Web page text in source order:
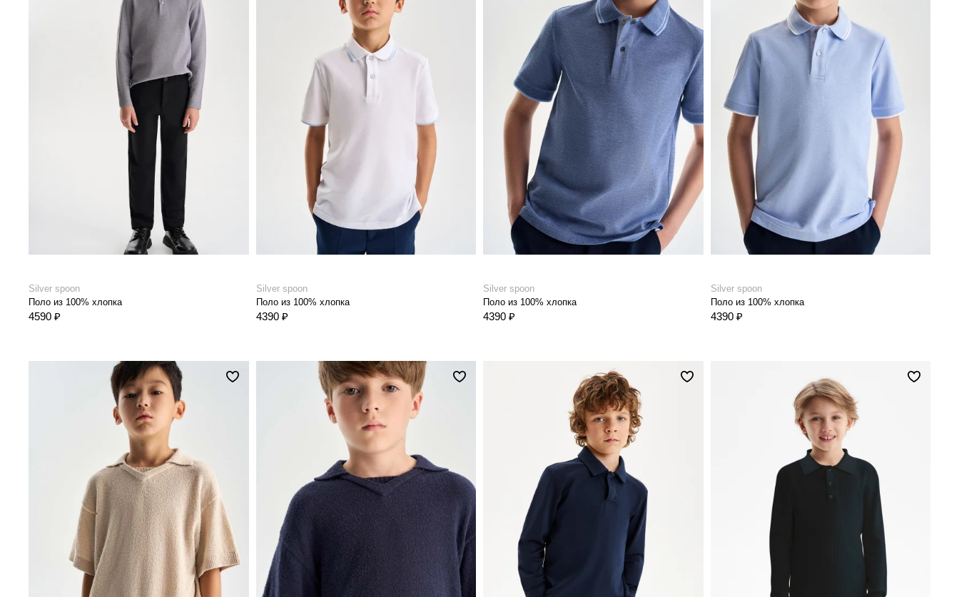
Silver spoon
Поло из 100% хлопка
4590 ₽
Silver spoon
Поло из 100% хлопка
4390 ₽
Silver spoon
Поло из 100% хлопка
4390 ₽
Silver spoon
Поло из 100% хлопка
4390 ₽